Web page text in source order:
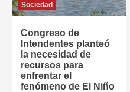
Sociedad
Congreso de
Intendentes planteó
la necesidad de
recursos para
enfrentar el
fenómeno de El Niño